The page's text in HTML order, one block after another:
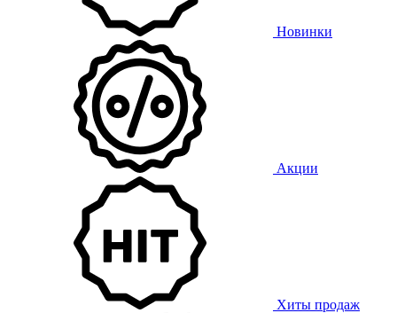
Новинки
Акции
Хиты продаж